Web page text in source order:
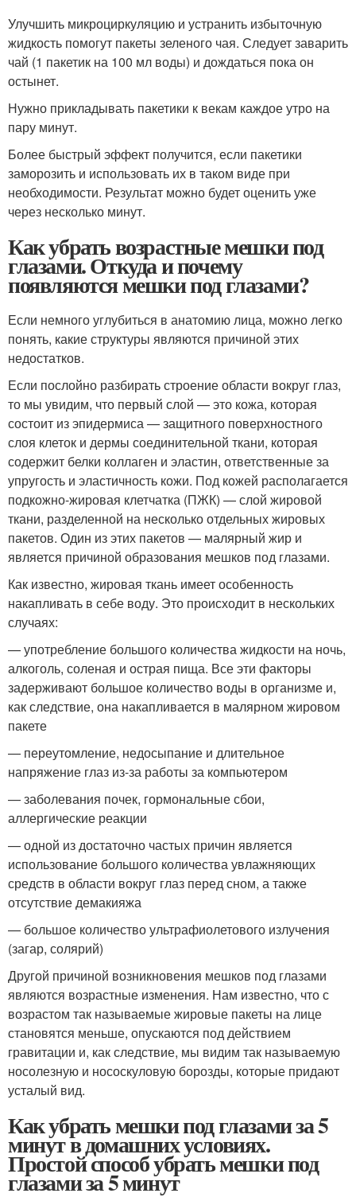
Улучшить микроциркуляцию и устранить избыточную
жидкость помогут пакеты зеленого чая. Следует заварить
чай (1 пакетик на 100 мл воды) и дождаться пока он
остынет.
Нужно прикладывать пакетики к векам каждое утро на
пару минут.
Более быстрый эффект получится, если пакетики
заморозить и использовать их в таком виде при
необходимости. Результат можно будет оценить уже
через несколько минут.
Как убрать возрастные мешки под
глазами. Откуда и почему
появляются мешки под глазами?
Если немного углубиться в анатомию лица, можно легко
понять, какие структуры являются причиной этих
недостатков.
Если послойно разбирать строение области вокруг глаз,
то мы увидим, что первый слой — это кожа, которая
состоит из эпидермиса — защитного поверхностного
слоя клеток и дермы соединительной ткани, которая
содержит белки коллаген и эластин, ответственные за
упругость и эластичность кожи. Под кожей располагается
подкожно-жировая клетчатка (ПЖК) — слой жировой
ткани, разделенной на несколько отдельных жировых
пакетов. Один из этих пакетов — малярный жир и
является причиной образования мешков под глазами.
Как известно, жировая ткань имеет особенность
накапливать в себе воду. Это происходит в нескольких
случаях:
— употребление большого количества жидкости на ночь,
алкоголь, соленая и острая пища. Все эти факторы
задерживают большое количество воды в организме и,
как следствие, она накапливается в малярном жировом
пакете
— переутомление, недосыпание и длительное
напряжение глаз из-за работы за компьютером
— заболевания почек, гормональные сбои,
аллергические реакции
— одной из достаточно частых причин является
использование большого количества увлажняющих
средств в области вокруг глаз перед сном, а также
отсутствие демакияжа
— большое количество ультрафиолетового излучения
(загар, солярий)
Другой причиной возникновения мешков под глазами
являются возрастные изменения. Нам известно, что с
возрастом так называемые жировые пакеты на лице
становятся меньше, опускаются под действием
гравитации и, как следствие, мы видим так называемую
носолезную и нососкуловую борозды, которые придают
усталый вид.
Как убрать мешки под глазами за 5
минут в домашних условиях.
Простой способ убрать мешки под
глазами за 5 минут